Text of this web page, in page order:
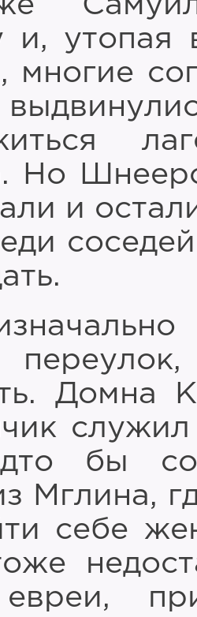
и,
многие
Но
и
Домна
бы
Мглина,
себе